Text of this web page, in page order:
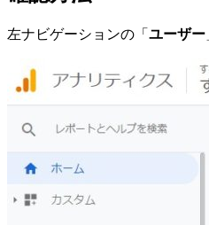
左ナビゲーションの「 ユーザー